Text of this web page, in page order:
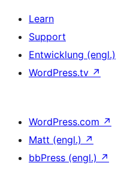
Learn
Support
Entwicklung (engl.)
WordPress.tv ↗
WordPress.com ↗
Matt (engl.) ↗
bbPress (engl.) ↗